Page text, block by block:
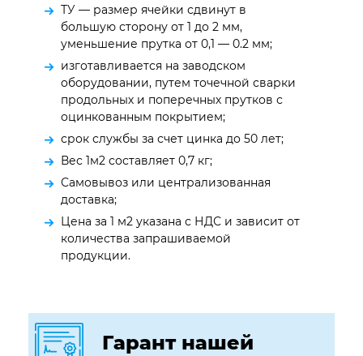
ТУ — размер ячейки сдвинут в
большую сторону от 1 до 2 мм,
уменьшение прутка от 0,1 — 0.2 мм;
изготавливается на заводском
оборудовании, путем точечной сварки
продольных и поперечных прутков с
оцинкованным покрытием;
срок службы за счет цинка до 50 лет;
Вес 1м2 составляет 0,7 кг;
Самовывоз или централизованная
доставка;
Цена за 1 м2 указана с НДС и зависит от
количества запрашиваемой
продукции.
Гарант нашей